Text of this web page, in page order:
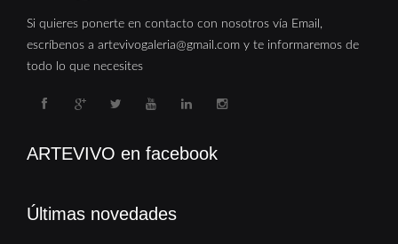
Si quieres ponerte en contacto con nosotros vía Email,
escríbenos a artevivogaleria@gmail.com y te informaremos de
todo lo que necesites
ARTEVIVO en facebook
Últimas novedades